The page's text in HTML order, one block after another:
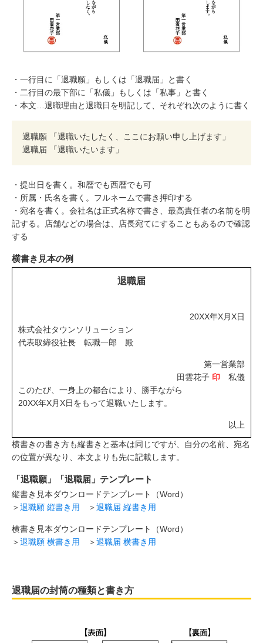
・一行目に「退職願」もしくは「退職届」と書く
・二行目の最下部に「私儀」もしくは「私事」と書く
・本文…退職理由と退職日を明記して、それぞれ次のように書く
退職願 「退職いたしたく、ここにお願い申し上げます」
退職届 「退職いたいます」
・提出日を書く。和暦でも西暦でも可
・所属・氏名を書く。フルネームで書き押印する
・宛名を書く。会社名は正式名称で書き、最高責任者の名前を明
記する。店舗などの場合は、店長宛てにすることもあるので確認
する
横書き見本の例
退職届
20XX年X月X日
株式会社タウンソリューション
代表取締役社長 転職一郎 殿
第一営業部
田雲花子 印 私儀
このたび、一身上の都合により、勝手ながら
20XX年X月X日をもって退職いたします。
以上
横書きの書き方も縦書きと基本は同じですが、自分の名前、宛名
の位置が異なり、本文よりも先に記載します。
「退職願」「退職届」テンプレート
縦書き見本ダウンロードテンプレート（Word）
＞退職願 縦書き用 ＞退職届 縦書き用
横書き見本ダウンロードテンプレート（Word）
＞退職願 横書き用 ＞退職届 横書き用
退職届の封筒の種類と書き方